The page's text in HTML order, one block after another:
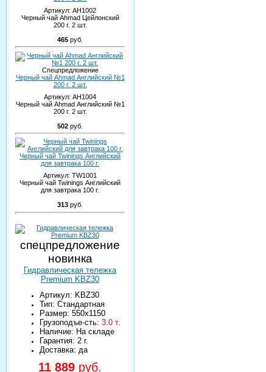
Артикул: AH1002
Черный чай Ahmad Цейлонский
200 г. 2 шт.
465 руб.
Спецпредложение
Черный чай Ahmad Английский №1
200 г. 2 шт.
Артикул: AH1004
Черный чай Ahmad Английский №1
200 г. 2 шт.
502 руб.
Черный чай Twinings Английский
для завтрака 100 г.
Артикул: TW1001
Черный чай Twinings Английский
для завтрака 100 г.
313 руб.
спецпредложение
новинка
Гидравлическая тележка
Premium KBZ30
Артикул: KBZ30
Тип: Стандартная
Размер: 550х1150
Грузоподъе-сть: 3.0 т.
Наличие: На складе
Гарантия: 2 г.
Доставка: да
11 889 руб.